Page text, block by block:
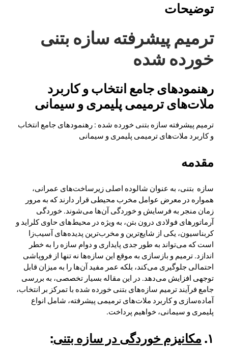
توضیحات
ترمیم پیشرفته سازه بتنی
خورده شده
رهنمودهای جامع انتخاب و کاربرد
ملات‌های ترمیمی پلیمری و سیمانی
ترمیم پیشرفته سازه بتنی خورده شده : رهنمودهای جامع انتخاب
و کاربرد ملات‌های ترمیمی پلیمری و سیمانی
مقدمه
سازه بتنی، به عنوان شالوده اصلی زیرساخت‌های عمرانی،
همواره در معرض عوامل مخرب محیطی قرار دارند که به مرور
زمان منجر به فرسایش و خوردگی آن‌ها می‌شوند. خوردگی
آرماتورهای فولادی درون بتن، به ویژه در محیط‌های حاوی کلراید و
کربناسیون، یکی از شایع‌ترین و مخرب‌ترین پدیده‌های آسیب‌زا
است که می‌تواند به طور جدی پایداری و دوام سازه را به خطر
اندازد. ترمیم و بازسازی به موقع این سازه‌ها نه تنها از فروپاشی
احتمالی جلوگیری می‌کند، بلکه عمر مفید آن‌ها را به میزان قابل
توجهی افزایش می‌دهد. در این مقاله بسیار تخصصی، به بررسی
جامع فرآیند ترمیم سازه‌های بتنی خورده شده با تمرکز بر انتخاب،
آماده‌سازی و کاربرد ملات‌های ترمیمی پیشرفته، شامل انواع
پلیمری و سیمانی، خواهیم پرداخت.
۱. مکانیزم خوردگی در سازه بتنی: